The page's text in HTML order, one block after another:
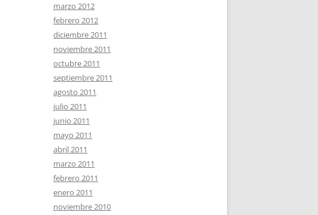
marzo 2012
febrero 2012
diciembre 2011
noviembre 2011
octubre 2011
septiembre 2011
agosto 2011
julio 2011
junio 2011
mayo 2011
abril 2011
marzo 2011
febrero 2011
enero 2011
noviembre 2010